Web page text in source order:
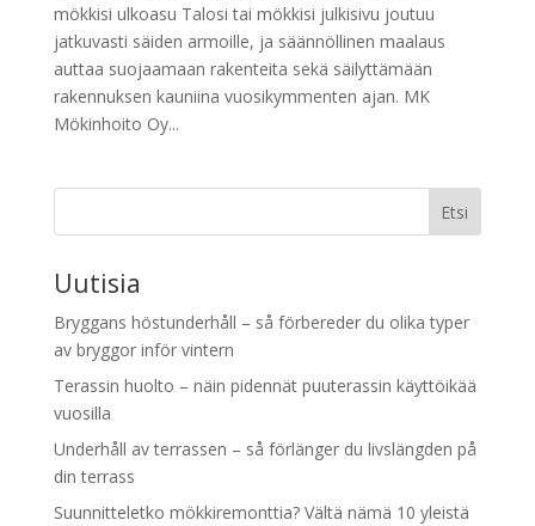
mökkisi ulkoasu Talosi tai mökkisi julkisivu joutuu
jatkuvasti säiden armoille, ja säännöllinen maalaus
auttaa suojaamaan rakenteita sekä säilyttämään
rakennuksen kauniina vuosikymmenten ajan. MK
Mökinhoito Oy...
Etsi
Uutisia
Bryggans höstunderhåll – så förbereder du olika typer
av bryggor inför vintern
Terassin huolto – näin pidennät puuterassin käyttöikää
vuosilla
Underhåll av terrassen – så förlänger du livslängden på
din terrass
Suunnitteletko mökkiremonttia? Vältä nämä 10 yleistä